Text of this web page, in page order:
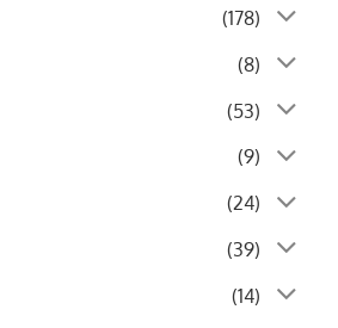
(178)
(8)
(53)
(9)
(24)
(39)
(14)